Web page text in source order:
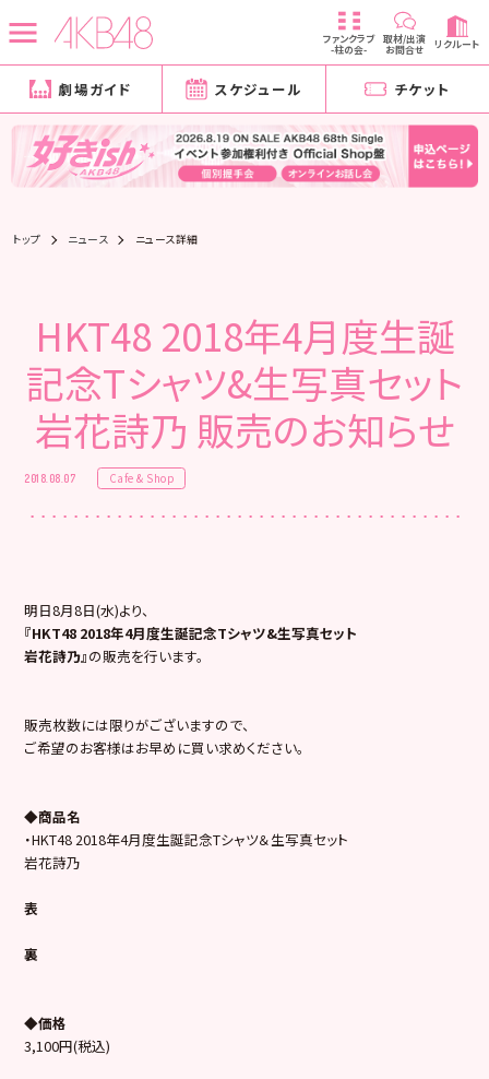
ファンクラブ
-柱の会-
取材/出演
お問合せ リクルート
劇場ガイド スケジュール チケット
トップ ニュース ニュース詳細
HKT48 2018年4月度生誕
記念Tシャツ&生写真セット
岩花詩乃 販売のお知らせ
2018.08.07 Cafe & Shop
明日8月8日(水)より、
『HKT48 2018年4月度生誕記念Tシャツ&生写真セット
岩花詩乃』の販売を行います。
販売枚数には限りがございますので、
ご希望のお客様はお早めに買い求めください。
◆商品名
・HKT48 2018年4月度生誕記念Tシャツ＆生写真セット
岩花詩乃
表
裏
◆価格
3,100円(税込)